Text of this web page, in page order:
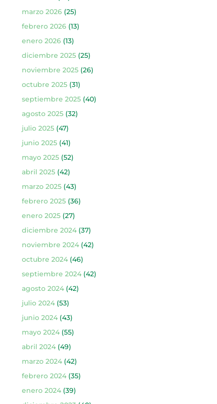
marzo 2026(25)
febrero 2026(13)
enero 2026(13)
diciembre 2025(25)
noviembre 2025(26)
octubre 2025(31)
septiembre 2025(40)
agosto 2025(32)
julio 2025(47)
junio 2025(41)
mayo 2025(52)
abril 2025(42)
marzo 2025(43)
febrero 2025(36)
enero 2025(27)
diciembre 2024(37)
noviembre 2024(42)
octubre 2024(46)
septiembre 2024(42)
agosto 2024(42)
julio 2024(53)
junio 2024(43)
mayo 2024(55)
abril 2024(49)
marzo 2024(42)
febrero 2024(35)
enero 2024(39)